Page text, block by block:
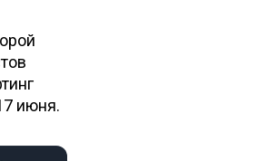
июня.